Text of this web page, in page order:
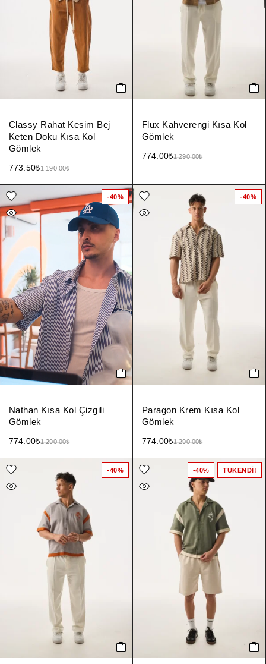
Classy Rahat Kesim Bej
Keten Doku Kısa Kol
Gömlek
1,190.00₺
773.50₺
Flux Kahverengi Kısa Kol
Gömlek
1,290.00₺
774.00₺
-40%
Nathan Kısa Kol Çizgili
Gömlek
1,290.00₺
774.00₺
-40%
Paragon Krem Kısa Kol
Gömlek
1,290.00₺
774.00₺
-40% -40% TÜKENDI!